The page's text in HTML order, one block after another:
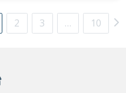
2 3 … 10